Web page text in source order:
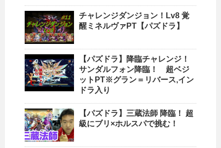
チャレンジダンジョン！Lv8 覚
醒ミネルヴァPT【パズドラ】
【パズドラ】降臨チャレンジ！
サンダルフォン降臨！ 超ベジ
ットPT※グラン＝リバース,イン
ドラ入り
【パズドラ】三蔵法師 降臨！ 超
級にブリ×ホルスパで挑む！